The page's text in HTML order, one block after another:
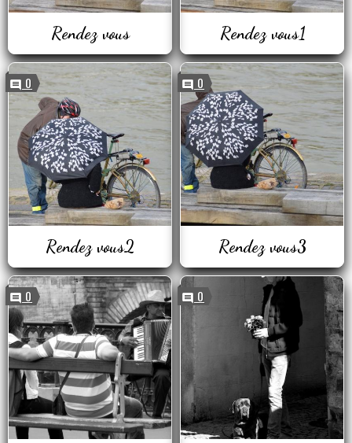
Rendez vous Rendez vous1
0
Rendez vous2
0
Rendez vous3
0 0